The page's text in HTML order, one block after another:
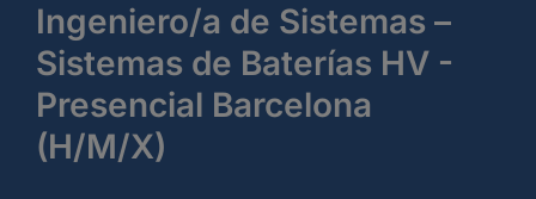
Ingeniero/a de Sistemas –
Sistemas de Baterías HV -
Presencial Barcelona
(H/M/X)